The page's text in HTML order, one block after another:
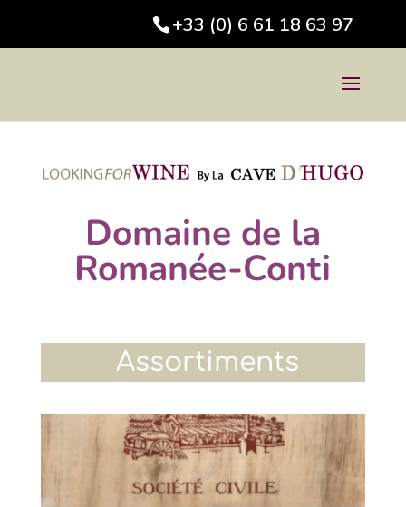
+33 (0) 6 61 18 63 97
Domaine de la
Romanée-Conti
Assortiments